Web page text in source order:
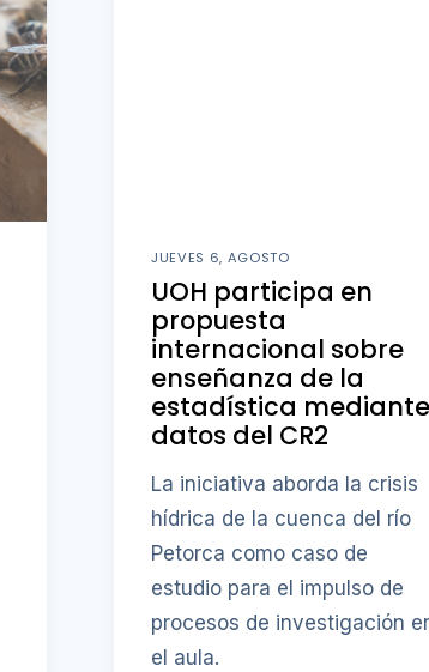
JUEVES 6, AGOSTO
UOH participa en
propuesta
internacional sobre
enseñanza de la
estadística mediante
datos del CR2
La iniciativa aborda la crisis
hídrica de la cuenca del río
Petorca como caso de
estudio para el impulso de
procesos de investigación
el aula.